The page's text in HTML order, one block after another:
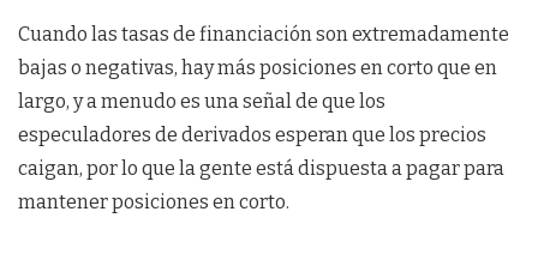
Cuando las tasas de financiación son extremadamente
bajas o negativas, hay más posiciones en corto que en
largo, y a menudo es una señal de que los
especuladores de derivados esperan que los precios
caigan, por lo que la gente está dispuesta a pagar para
mantener posiciones en corto.